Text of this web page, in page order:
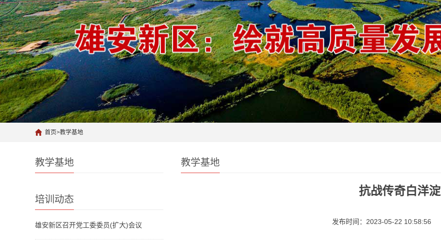
首页>教学基地
教学基地
培训动态
雄安新区召开党工委委员(扩大)会议
教学基地
抗战传奇白洋淀
发布时间：2023-05-22 10:58:56